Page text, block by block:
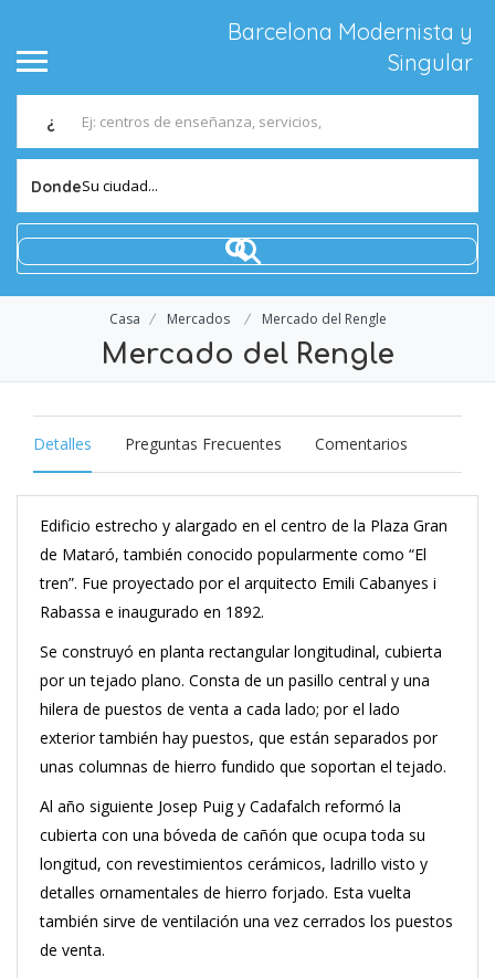
Barcelona Modernista y
Singular
¿
DondeSu ciudad...
Casa Mercados Mercado del Rengle
Mercado del Rengle
Detalles Preguntas Frecuentes Comentarios
Edificio estrecho y alargado en el centro de la Plaza Gran
de Mataró, también conocido popularmente como “El
tren”. Fue proyectado por el arquitecto Emili Cabanyes i
Rabassa e inaugurado en 1892.
Se construyó en planta rectangular longitudinal, cubierta
por un tejado plano. Consta de un pasillo central y una
hilera de puestos de venta a cada lado; por el lado
exterior también hay puestos, que están separados por
unas columnas de hierro fundido que soportan el tejado.
Al año siguiente Josep Puig y Cadafalch reformó la
cubierta con una bóveda de cañón que ocupa toda su
longitud, con revestimientos cerámicos, ladrillo visto y
detalles ornamentales de hierro forjado. Esta vuelta
también sirve de ventilación una vez cerrados los puestos
de venta.